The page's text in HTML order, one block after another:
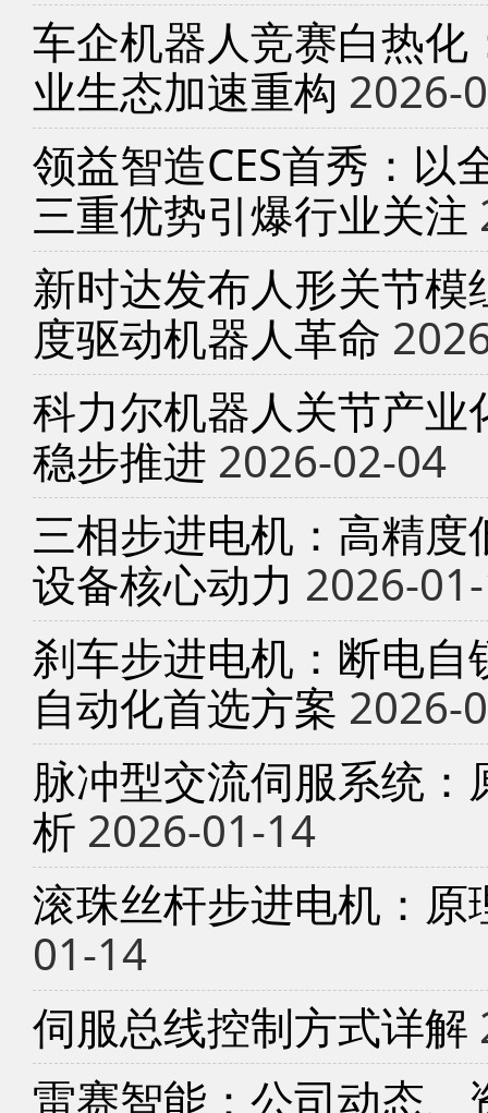
车企机器人竞赛白热
业生态加速重构 2026-
领益智造CES首秀：以
三重优势引爆行业关注
新时达发布人形关节
度驱动机器人革命
科力尔机器人关节产
稳步推进 2026-02-04
三相步进电机：高精
设备核心动力 2026-
刹车步进电机：断电
自动化首选方案 2026-
脉冲型交流伺服系统
析 2026-01-14
滚珠丝杆步进电机：
01-14
伺服总线控制方式详解
雷赛智能：公司动态